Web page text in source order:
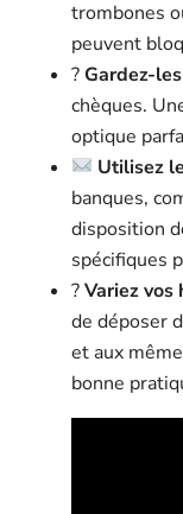
trombones
peuvent
?Gardez-
chèques.
optique
Utilisez
banques,
disposition
spécifiques
?Variez vos
de déposer
et aux
bonne